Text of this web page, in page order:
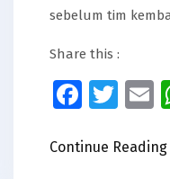
sebelum tim
Share this :
Continue Reading